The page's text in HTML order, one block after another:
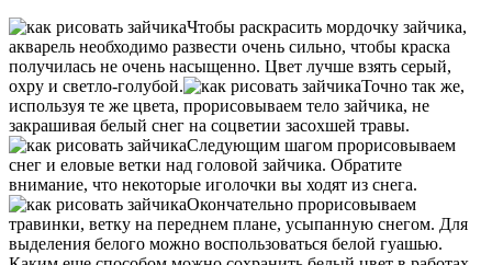
Чтобы раскрасить мордочку зайчика,
акварель необходимо развести очень сильно, чтобы краска
получилась не очень насыщенно. Цвет лучше взять серый,
охру и светло-голубой.
Точно так же,
используя те же цвета, прорисовываем тело зайчика, не
закрашивая белый снег на соцветии засохшей травы.
Следующим шагом прорисовываем
снег и еловые ветки над головой зайчика. Обратите
внимание, что некоторые иголочки вы ходят из снега.
Окончательно прорисовываем
травинки, ветку на переднем плане, усыпанную снегом. Для
выделения белого можно воспользоваться белой гуашью.